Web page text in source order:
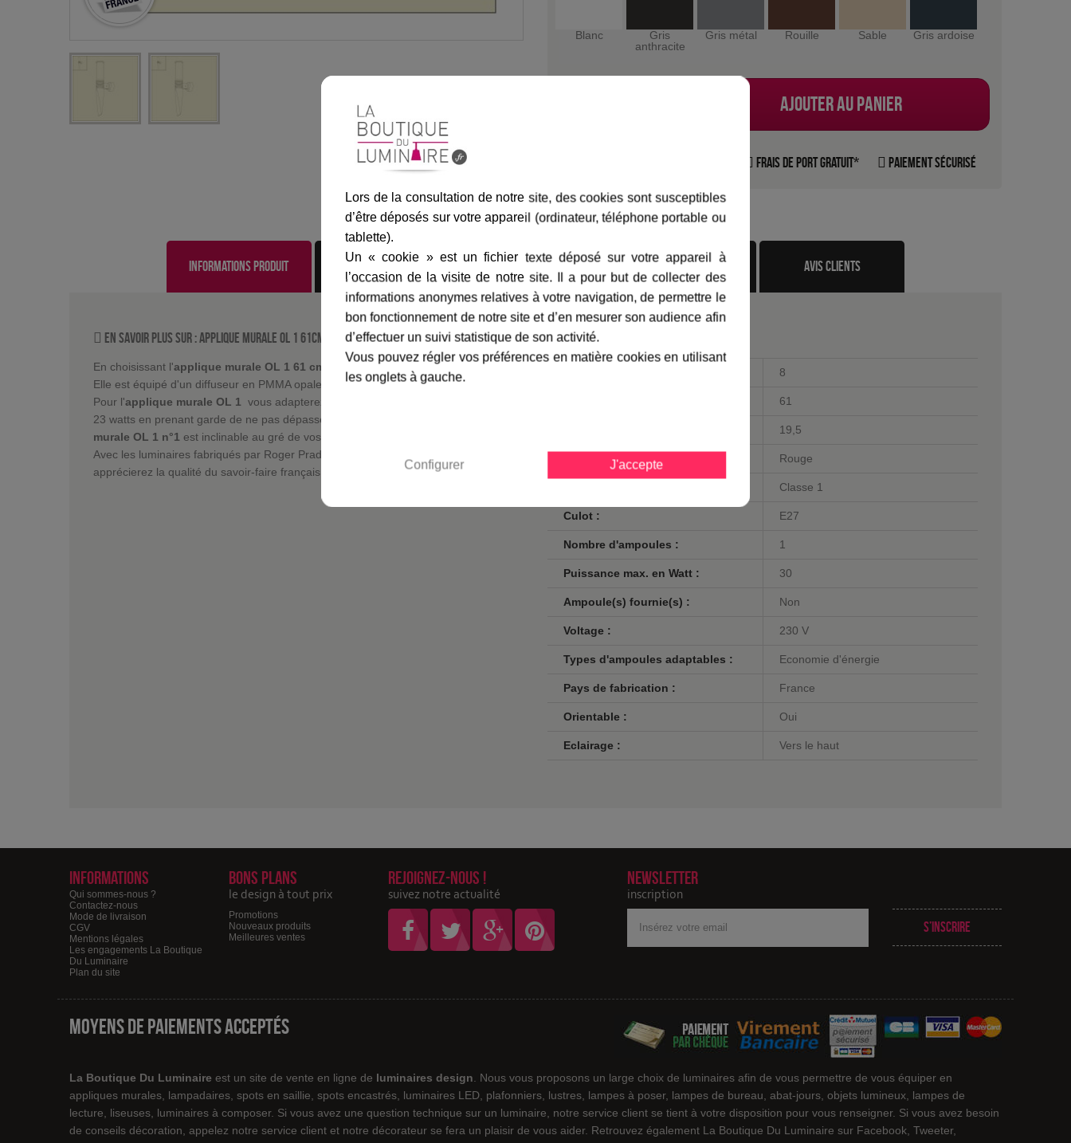
Blanc
Gris
anthracite
Gris métal Rouille Sable Gris ardoise
Ajouter au panier
Frais de port gratuit* Paiement sécurisé
Informations produit marque livraison gamme complète avis clients
En savoir plus sur :Applique murale OL 1 61cm Rouge-Roger Pradier
En choisissant l'applique murale OL 1 61 cm
vous êtes sûr de faire le bon choix.
Elle est équipé d'un diffuseur en PMMA opale.
Pour l'applique murale OL 1 vous adapterez une ampoule à économie d'énergie de
23 watts en prenant garde de ne pas dépasser 200 mm de long. De plus, l'
murale OL 1 n°1 est inclinable au gré de vos envies.
Avec les luminaires fabriqués par Roger Pradier depuis plus de 100 ans, vous
apprécierez la qualité du savoir-faire français.
Fiche technique
8
61
19,5
Finition / couleur : Rouge
Classe 1
Culot : E27
Nombre d'ampoules : 1
Puissance max. en Watt : 30
Ampoule(s) fournie(s) : Non
Voltage : 230 V
Types d'ampoules adaptables : Economie d'énergie
Pays de fabrication : France
Orientable : Oui
Eclairage : Vers le haut
Informations
Qui sommes-nous ?
Contactez-nous
Mode de livraison
CGV
Mentions légales
Les engagements La Boutique
Du Luminaire
Plan du site
Bons plans
le design à tout prix
Promotions
Nouveaux produits
Meilleures ventes
Rejoignez-nous !
suivez notre actualité
Newsletter
inscription
adresse
S’inscrire
Moyens de paiements acceptés
La Boutique Du Luminaire est un site de vente en ligne de luminaires design . Nous vous proposons un large choix de luminaires afin de vous permettre de vous équiper en
appliques murales, lampadaires, spots en saillie, spots encastrés, luminaires LED, plafonniers, lustres, lampes à poser, lampes de bureau, abat-jours, objets lumineux, lampes de
lecture, liseuses, luminaires à composer. Si vous avez une question technique sur un luminaire, notre service client se tient à votre disposition pour vous renseigner. Si vous avez besoin
de conseils décoration, appelez notre service client et notre décorateur se fera un plaisir de vous aider. Retrouvez également La Boutique Du Luminaire sur Facebook, Tweeter,
Lors de la consultation de notre site, des cookies sont susceptibles
d’être déposés sur votre appareil (ordinateur, téléphone portable ou
tablette).
Un « cookie » est un fichier texte déposé sur votre appareil à
l’occasion de la visite de notre site. Il a pour but de collecter des
informations anonymes relatives à votre navigation, de permettre le
bon fonctionnement de notre site et d’en mesurer son audience afin
d’effectuer un suivi statistique de son activité.
Vous pouvez régler vos préférences en matière cookies en utilisant
les onglets à gauche.
Configurer J'accepte